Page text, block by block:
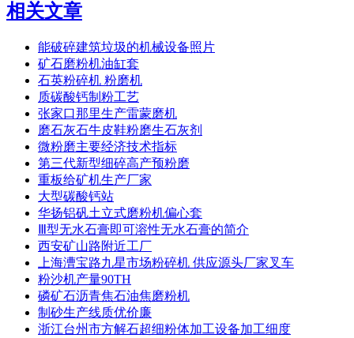
相关文章
能破碎建筑垃圾的机械设备照片
矿石磨粉机油缸套
石英粉碎机 粉磨机
质碳酸钙制粉工艺
张家口那里生产雷蒙磨机
磨石灰石牛皮鞋粉磨生石灰剂
微粉磨主要经济技术指标
第三代新型细碎高产预粉磨
重板给矿机生产厂家
大型碳酸钙站
华扬铝矾土立式磨粉机偏心套
Ⅲ型无水石膏即可溶性无水石膏的简介
西安矿山路附近工厂
上海漕宝路九星市场粉碎机 供应源头厂家叉车
粉沙机产量90TH
磷矿石沥青焦石油焦磨粉机
制砂生产线质优价廉
浙江台州市方解石超细粉体加工设备加工细度